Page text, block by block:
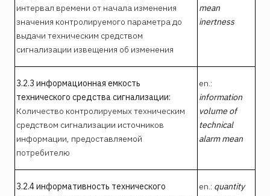
интервал времени от начала изменения
значения контролируемого параметра до
выдачи техническим средством
сигнализации извещения об изменения
mean
inertness
3.2.3 информационная емкость
технического средства сигнализации:
Количество контролируемых техническим
средством сигнализации источников
информации, предоставляемой
потребителю
en.:
information
volume of
technical
alarm mean
3.2.4 информативность технического
en.: quantity